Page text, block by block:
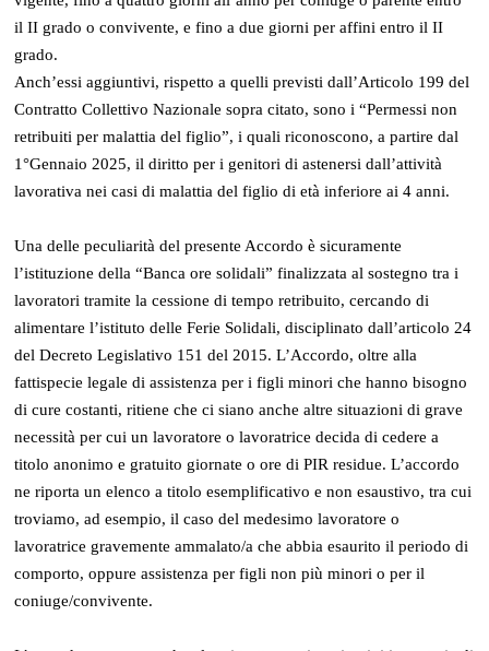
il II grado o convivente, e fino a due giorni per affini entro il II
grado.
Anch’essi aggiuntivi, rispetto a quelli previsti dall’Articolo 199 del
Contratto Collettivo Nazionale sopra citato, sono i “Permessi non
retribuiti per malattia del figlio”, i quali riconoscono, a partire dal
1°Gennaio 2025, il diritto per i genitori di astenersi dall’attività
lavorativa nei casi di malattia del figlio di età inferiore ai 4 anni.
Una delle peculiarità del presente Accordo è sicuramente
l’istituzione della “Banca ore solidali” finalizzata al sostegno tra i
lavoratori tramite la cessione di tempo retribuito, cercando di
alimentare l’istituto delle Ferie Solidali, disciplinato dall’articolo 24
del Decreto Legislativo 151 del 2015. L’Accordo, oltre alla
fattispecie legale di assistenza per i figli minori che hanno bisogno
di cure costanti, ritiene che ci siano anche altre situazioni di grave
necessità per cui un lavoratore o lavoratrice decida di cedere a
titolo anonimo e gratuito giornate o ore di PIR residue. L’accordo
ne riporta un elenco a titolo esemplificativo e non esaustivo, tra cui
troviamo, ad esempio, il caso del medesimo lavoratore o
lavoratrice gravemente ammalato/a che abbia esaurito il periodo di
comporto, oppure assistenza per figli non più minori o per il
coniuge/convivente.